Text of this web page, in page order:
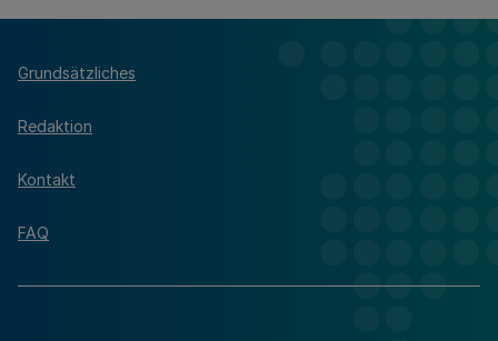
Grundsätzliches
Redaktion
Kontakt
FAQ